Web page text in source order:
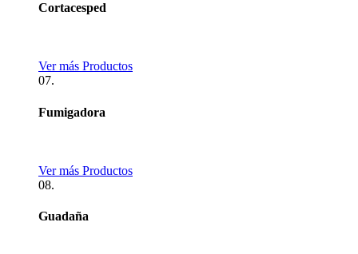
Cortacesped
Ver más Productos
07.
Fumigadora
Ver más Productos
08.
Guadaña